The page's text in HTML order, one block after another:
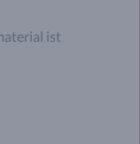
ist